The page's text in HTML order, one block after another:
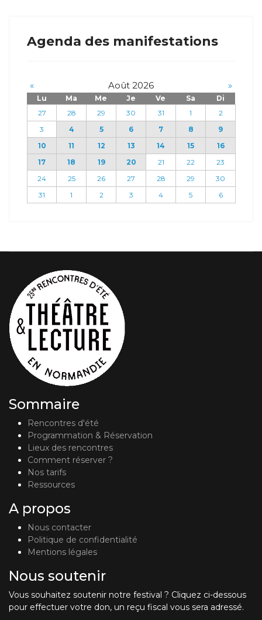
Agenda des manifestations
« Août 2026 »
Lu Ma Me Je Ve Sa
Di
27
28 29 30 31 1
2
3
4 5 6 7 8
9
10
11 12 13 14 15
16
17
18 19 20 21 22
23
24
25 26 27 28 29
30
31
1 2 3 4 5 6
Sommaire
Rencontres d'été
Programmation & Réservation
Lieux des rencontres
Comment réserver ?
Nos tarifs
Ressources
A propos
Nous contacter
Politique de confidentialité
Mentions légales
Nous soutenir
Vous souhaitez soutenir notre festival ? Cliquez ci-dessous
pour effectuer votre don, un reçu fiscal vous sera adressé.